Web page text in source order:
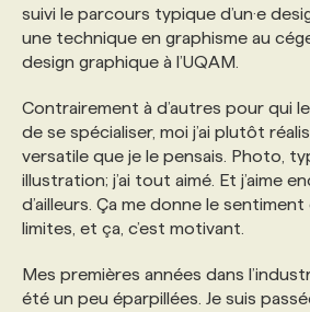
suivi le parcours typique d’un·e
une technique en graphisme au
design graphique à l’UQAM.
Contrairement à d’autres pour qui
de se spécialiser, moi j’ai plutôt
versatile que je le pensais. Photo,
illustration; j’ai tout aimé. Et j’aime
d’ailleurs. Ça me donne le
limites, et ça, c’est motivant.
Mes premières années dans
été un peu éparpillées. Je suis